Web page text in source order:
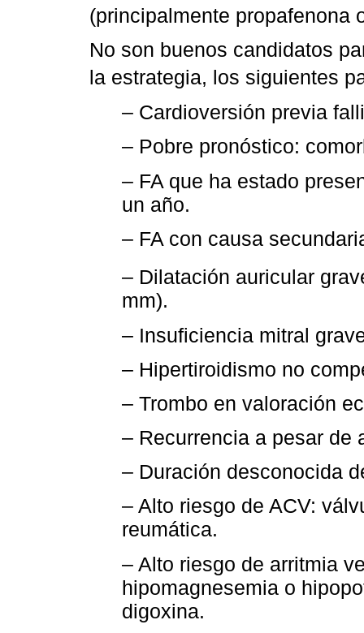
(principalmente propafenona
No son buenos candidatos
la estrategia, los siguientes
– Cardioversión previa
– Pobre pronóstico:
– FA que ha estado
un año.
– FA con causa
– Dilatación auricular
mm).
– Insuficiencia mitral
– Hipertiroidismo no
– Trombo en valoración
– Recurrencia a pesar de
– Duración desconocida
– Alto riesgo de ACV:
reumática.
– Alto riesgo de arritmia
hipomagnesemia o
digoxina.